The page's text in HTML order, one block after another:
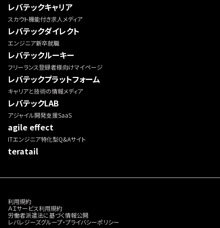
レバテックキャリア
スカウト機能付き求人メディア
レバテックダイレクト
エンジニア新卒就職
レバテックルーキー
フリーランス登録者様向けマイページ
レバテックプラットフォーム
キャリアと技術の情報メディア
レバテックLAB
アジャイル開発支援SaaS
agile effect
ITエンジニア特化型Q&Aサイト
teratail
利用規約
ＡＩサービス利用規約
労働者派遣法に基づく情報公開
レバレジーズグループ・プライバシーポリシー